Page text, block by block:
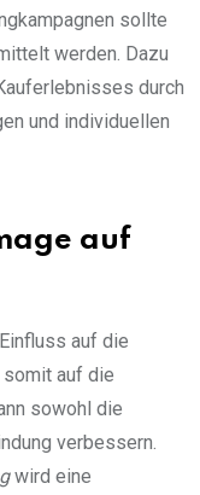
sollte
werden. Dazu
durch
und individuellen
auf
auf die
somit auf die
sowohl die
verbessern.
wird eine